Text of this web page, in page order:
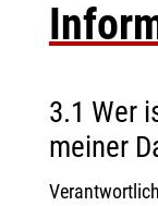
3.1 Wer
meiner